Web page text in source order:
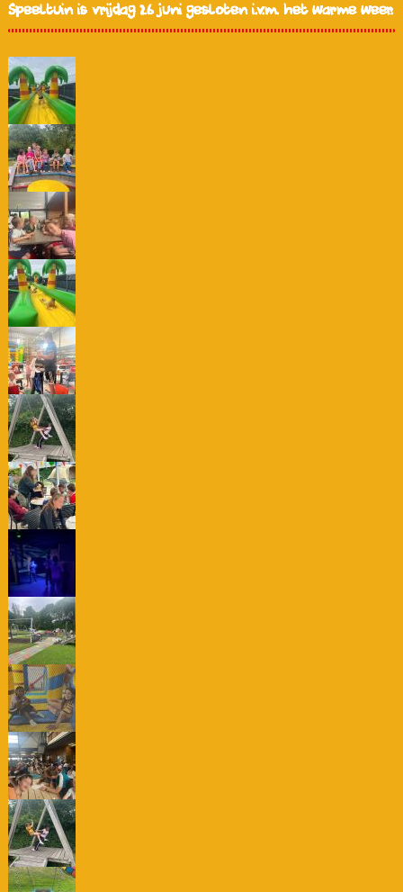
Speeltuin is vrijdag 26 juni gesloten i.v.m. het warme weer.